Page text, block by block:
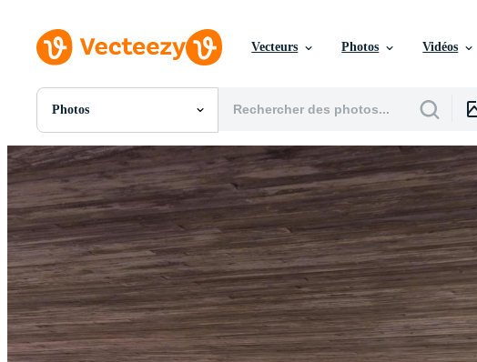
Vecteurs Photos Vidéos
Photos
Toutes Images
Photos
PNGs
PSDs
SVGs
Modèles
Vecteurs
Vidéos
Motion graphics
Images Éditoriales
Événements Éditoriaux